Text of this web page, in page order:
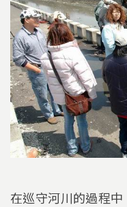
在巡守河川的過程